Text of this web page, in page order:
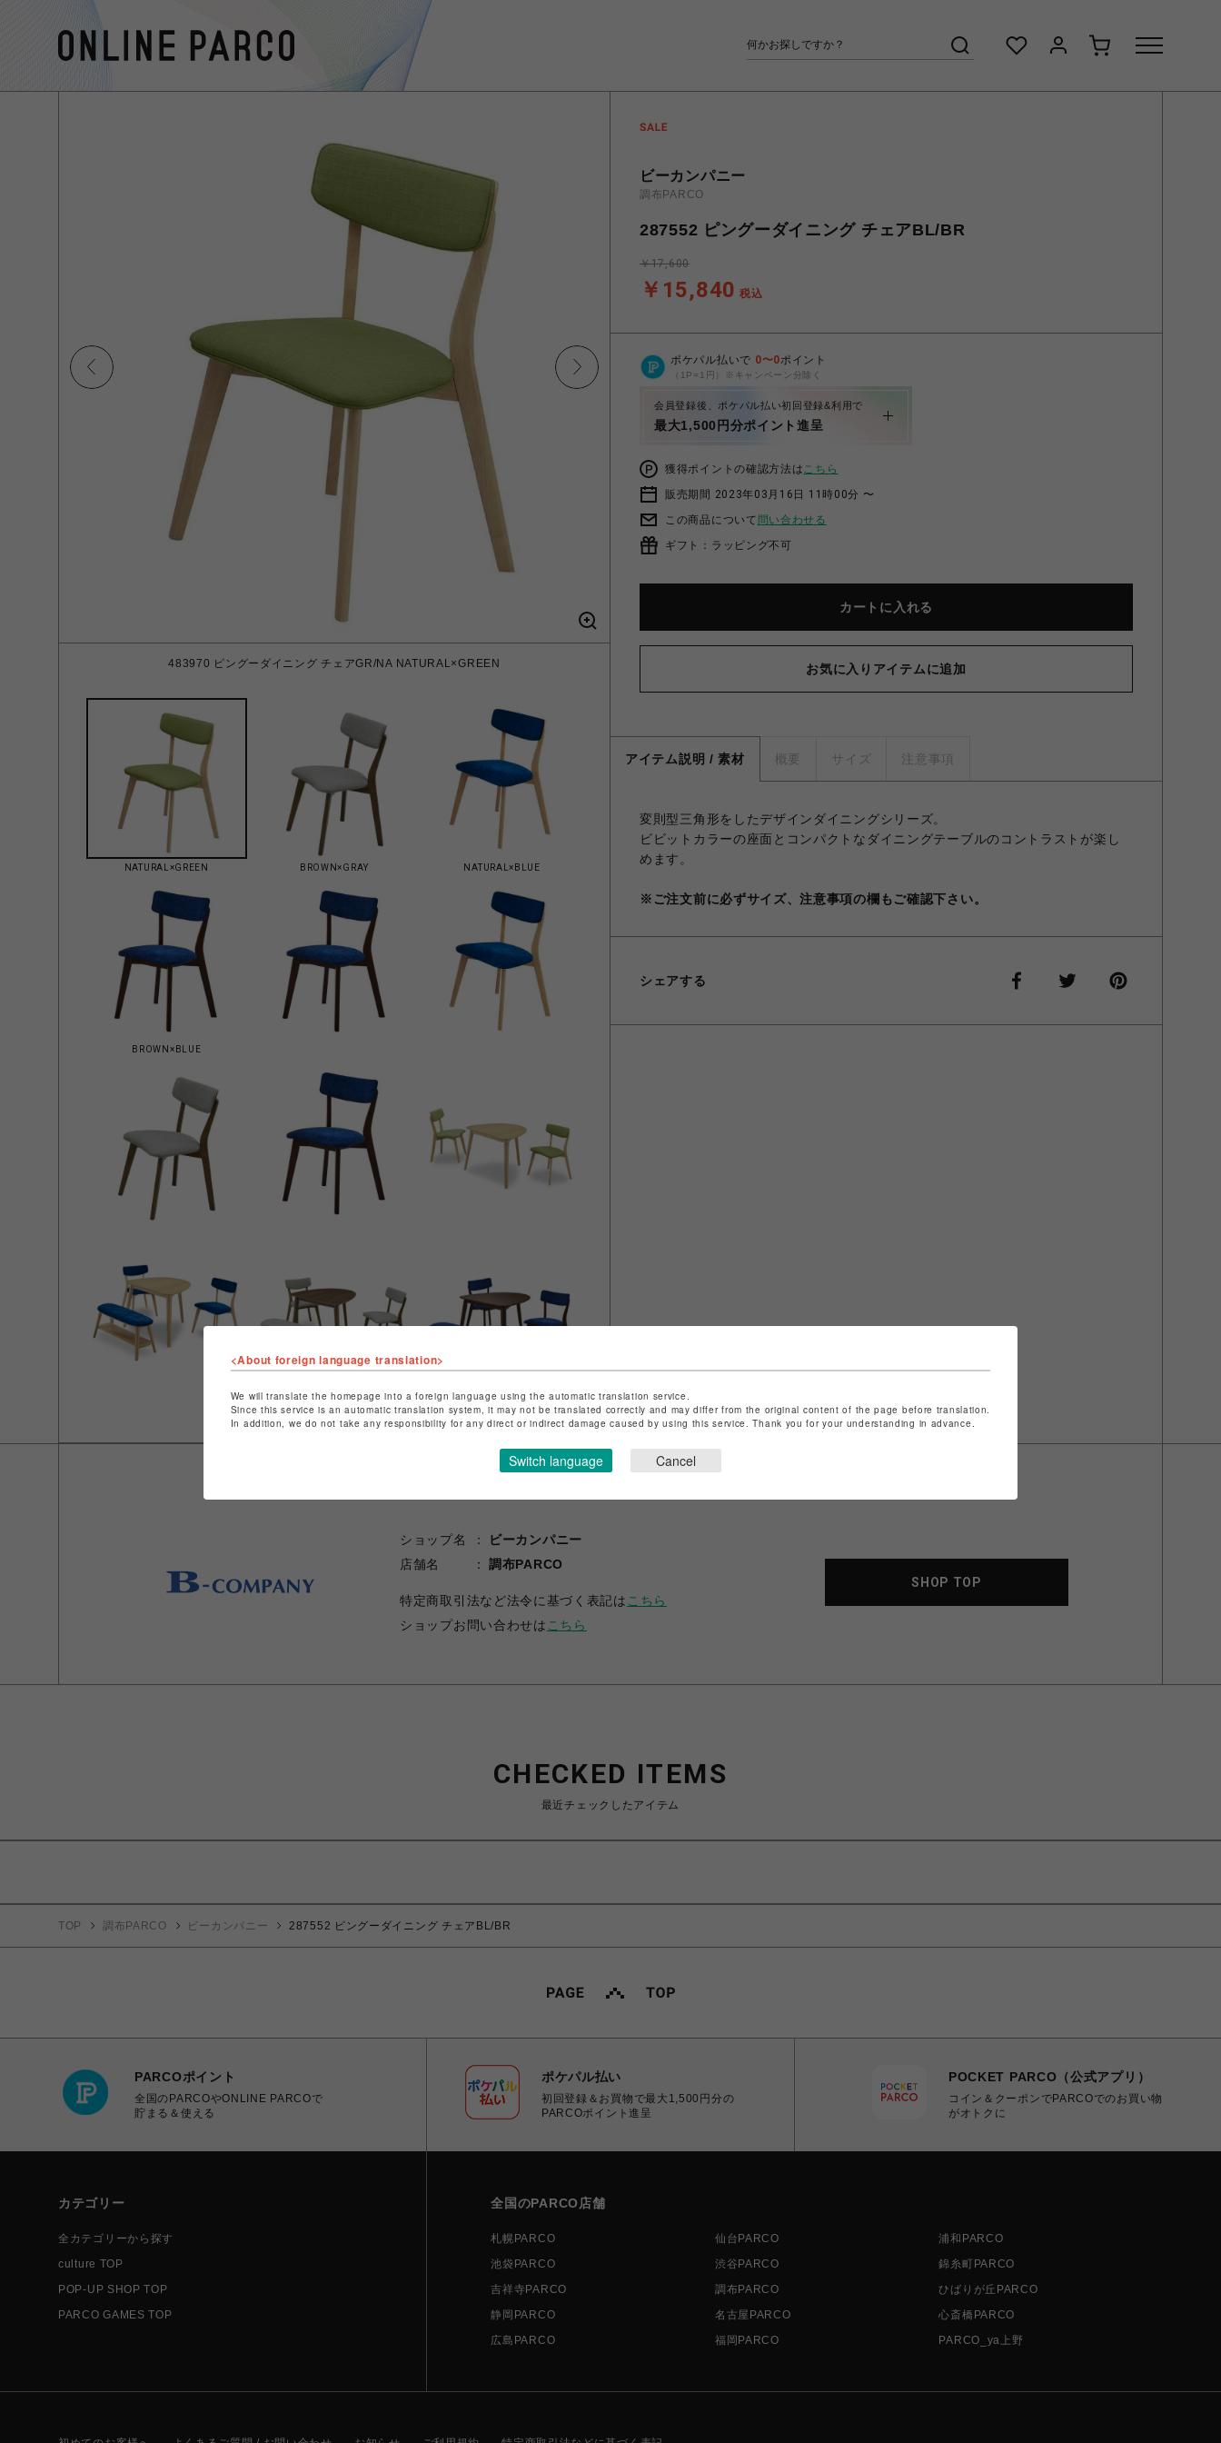
483970 ピングーダイニング チェアGR/NA NATURAL×GREEN 217627 ピングーダイニング チェアGY/BR BROWN×GRAY
NATURAL×GREEN BROWN×GRAY NATURAL×BLUE
BROWN×BLUE
ビーカンパニー
調布PARCO
287552 ピングーダイニング チェアBL/BR
￥15,840 税込
￥17,600
ポケパル払いで 0〜0ポイント
（1P=1円）※キャンペーン分除く
会員登録後、ポケパル払い初回登録&利用で
最大1,500円分ポイント進呈
獲得ポイントの確認方法はこちら
販売期間 2023年03月16日 11時00分 〜
この商品について 問い合わせる
ギフト：ラッピング不可
カートに入れる
お気に入りアイテムに追加
アイテム説明 / 素材 概要 サイズ 注意事項
変則型三角形をしたデザインダイニングシリーズ。
ビビットカラーの座面とコンパクトなダイニングテーブルのコントラストが楽し
めます。
※ご注文前に必ずサイズ、注意事項の欄もご確認下さい。
シェアする
ショップ名
ビーカンパニー
店舗名
調布PARCO
特定商取引法など法令に基づく表記は こちら
ショップお問い合わせは こちら
SHOP TOP
CHECKED ITEMS
最近チェックしたアイテム
TOP 調布PARCO ビーカンパニー 287552 ピングーダイニング チェアBL/BR
PARCOポイント
全国のPARCOやONLINE PARCOで
貯まる＆使える
ポケパル払い
初回登録＆お買物で最大1,500円分の
PARCOポイント進呈
POCKET PARCO（公式アプリ）
コイン＆クーポンでPARCOでのお買い物
がオトクに
カテゴリー
全カテゴリーから探す
culture TOP
POP-UP SHOP TOP
PARCO GAMES TOP
全国のPARCO店舗
札幌PARCO 仙台PARCO
浦和PARCO
池袋PARCO
渋谷PARCO
錦糸町PARCO
吉祥寺PARCO
調布PARCO
ひばりが丘PARCO
静岡PARCO
名古屋PARCO
心斎橋PARCO
広島PARCO
福岡PARCO PARCO_ya上野
<About foreign language translation>
We will translate the homepage into a foreign language using the automatic translation service.
Since this service is an automatic translation system, it may not be translated correctly and may differ from the original content of the page before translation.
In addition, we do not take any responsibility for any direct or indirect damage caused by using this service. Thank you for your understanding in advance.
Switch language Cancel